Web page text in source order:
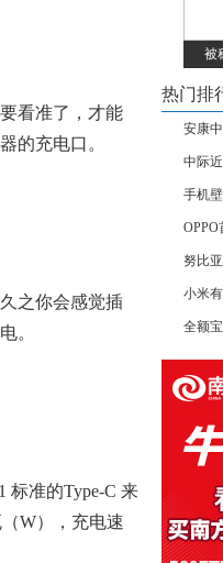
看准了，才能
的充电口。
之你会感觉插
。
标准的Type-C 来
W），充电速
被
热门排
安康
中际
手机
OPPO
努比
小米
全额